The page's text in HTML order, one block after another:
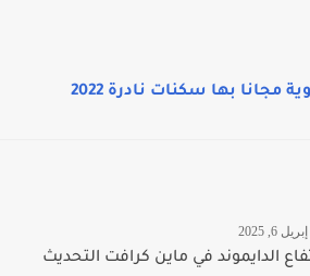
بها سكنات نادرة 2022
2025
الدايموند في ماين كرافت التحديث